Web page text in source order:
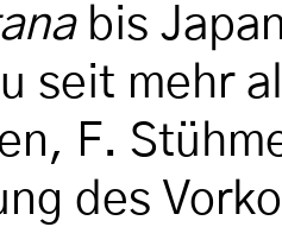
bis
seit mehr
F.
des